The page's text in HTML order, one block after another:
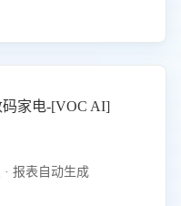
家电-[VOC AI]
报表自动生成